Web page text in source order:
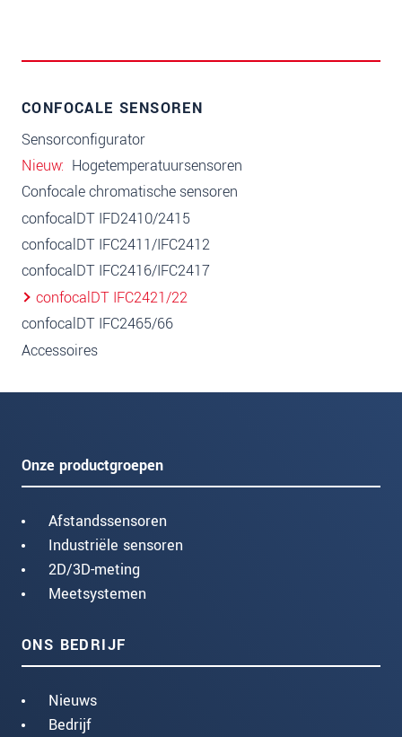
CONFOCALE SENSOREN
Sensorconfigurator
Nieuw Hogetemperatuursensoren
Confocale chromatische sensoren
confocalDT IFD2410/2415
confocalDT IFC2411/IFC2412
confocalDT IFC2416/IFC2417
confocalDT IFC2421/22
confocalDT IFC2465/66
Accessoires
Onze productgroepen
Afstandssensoren
Industriële sensoren
2D/3D-meting
Meetsystemen
ONS BEDRIJF
Nieuws
Bedrijf